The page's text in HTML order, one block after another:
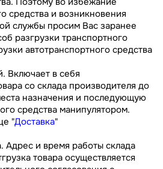
средства и возникновения
службы просим Вас заранее
разгрузки транспортного
автотранспортного средства
Включает в себя
со склада производителя до
назначения и последующую
средства манипулятором.
"Доставка"
Адрес и время работы склада
товара осуществляется